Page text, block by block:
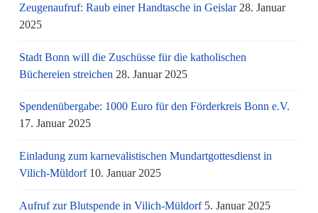
Zeugenaufruf: Raub einer Handtasche in Geislar 28. Januar
2025
Stadt Bonn will die Zuschüsse für die katholischen
Büchereien streichen 28. Januar 2025
Spendenübergabe: 1000 Euro für den Förderkreis Bonn e.V.
17. Januar 2025
Einladung zum karnevalistischen Mundartgottesdienst in
Vilich-Müldorf 10. Januar 2025
Aufruf zur Blutspende in Vilich-Müldorf 5. Januar 2025